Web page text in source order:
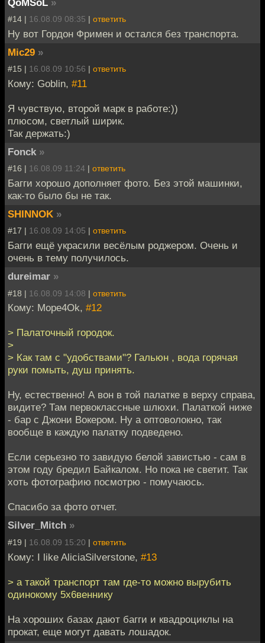
QoMSoL »
#14 | 16.08.09 08:35 | ответить
Ну вот Гордон Фримен и остался без транспорта.
Mic29 »
#15 | 16.08.09 10:56 | ответить
Кому: Goblin, #11
Я чувствую, второй марк в работе:))
плюсом, светлый ширик.
Так держать:)
Fonck »
#16 | 16.08.09 11:24 | ответить
Багги хорошо дополняет фото. Без этой машинки,
как-то было бы не так.
SHINNOK »
#17 | 16.08.09 14:05 | ответить
Багги ещё украсили весёлым роджером. Очень и
очень в тему получилось.
dureimar »
#18 | 16.08.09 14:08 | ответить
Кому: Mope4Ok, #12
> Палаточный городок.
>
> Как там с "удобствами"? Гальюн , вода горячая
руки помыть, душ принять.
Ну, естественно! А вон в той палатке в верху справа,
видите? Там первоклассные шлюхи. Палаткой ниже
- бар с Джони Вокером. Ну а оптоволокно, так
вообще в каждую палатку подведено.
Если серьезно то завидую белой завистью - сам в
этом году бредил Байкалом. Но пока не светит. Так
хоть фотографию посмотрю - помучаюсь.
Спасибо за фото отчет.
Silver_Mitch »
#19 | 16.08.09 15:20 | ответить
Кому: I like AliciaSilverstone, #13
> а такой транспорт там где-то можно вырубить
одинокому 5х6веннику
На хороших базах дают багги и квадроциклы на
прокат, еще могут давать лошадок.